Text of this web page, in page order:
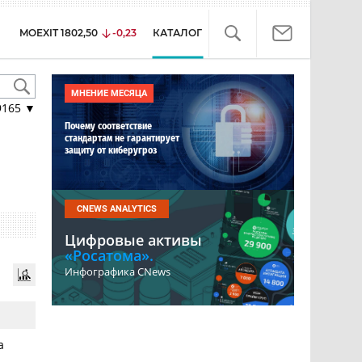
MOEXIT 1802,50 -0,23 КАТАЛОГ
▼
МНЕНИЕ МЕСЯЦА
Почему соответствие
стандартам не гарантирует
защиту от киберугроз
CNEWS ANALYTICS
Цифровые активы
«Росатома».
Инфографика CNews